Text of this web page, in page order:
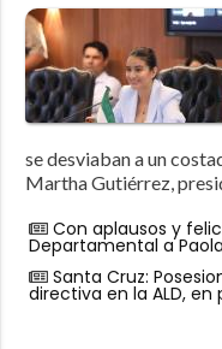
se desviaban a un
Martha Gutiérrez,
Con aplausos y
Departamental a
Santa Cruz:
directiva en la ALD,